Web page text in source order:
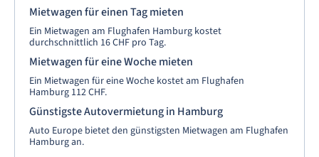
Mietwagen für einen Tag mieten
Ein Mietwagen am Flughafen Hamburg kostet
durchschnittlich 16 CHF pro Tag.
Mietwagen für eine Woche mieten
Ein Mietwagen für eine Woche kostet am Flughafen
Hamburg 112 CHF.
Günstigste Autovermietung in Hamburg
Auto Europe bietet den günstigsten Mietwagen am Flughafen
Hamburg an.